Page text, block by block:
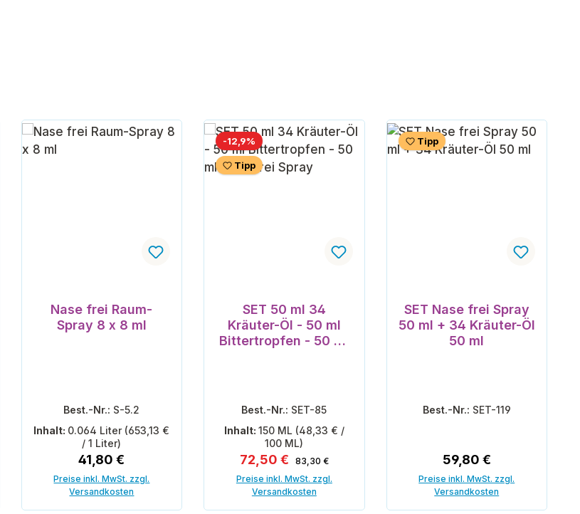
Nase frei Raum-
Spray 8 x 8 ml
Best.-Nr.: S-5.2
Inhalt: 0.064 Liter (653,13 €
/ 1 Liter)
Regulärer Preis:
41,80 €
Preise inkl. MwSt. zzgl.
Versandkosten
-12,9% Rabatt
Tipp
SET 50 ml 34
Kräuter-Öl - 50 ml
Bittertropfen - 50 ml
Best.-Nr.: SET-85
Inhalt: 150 ML (48,33 € /
100 ML)
Verkaufspreis:
72,50 € Regulärer Preis:
83,30 €
Preise inkl. MwSt. zzgl.
Versandkosten
Tipp
SET Nase frei Spray
50 ml + 34 Kräuter-Öl
50 ml
Best.-Nr.: SET-119
Regulärer Preis:
59,80 €
Preise inkl. MwSt. zzgl.
Versandkosten